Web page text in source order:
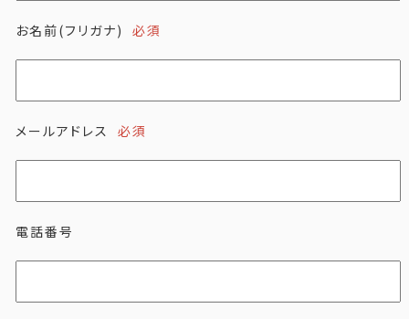
お名前(フリガナ) 必須
メールアドレス 必須
電話番号